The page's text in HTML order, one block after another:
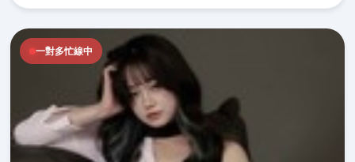
一對多忙線中